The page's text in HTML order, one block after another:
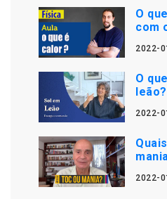
O
com
2022-
O
leão?
2022-
2022-